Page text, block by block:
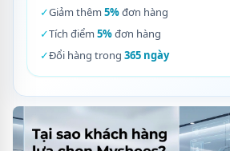
✓Giảm thêm 5%đơn hàng
✓Tích điểm 5%đơn hàng
✓Đổi hàng trong 365 ngày